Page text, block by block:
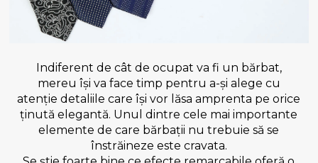
Indiferent de cât de ocupat va fi un bărbat,
mereu își va face timp pentru a-și alege cu
atenție detaliile care își vor lăsa amprenta pe orice
ținută elegantă. Unul dintre cele mai importante
elemente de care bărbații nu trebuie să se
înstrăineze este cravata.